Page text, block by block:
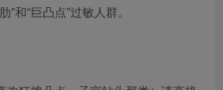
”和“巨凸点”过敏人群。